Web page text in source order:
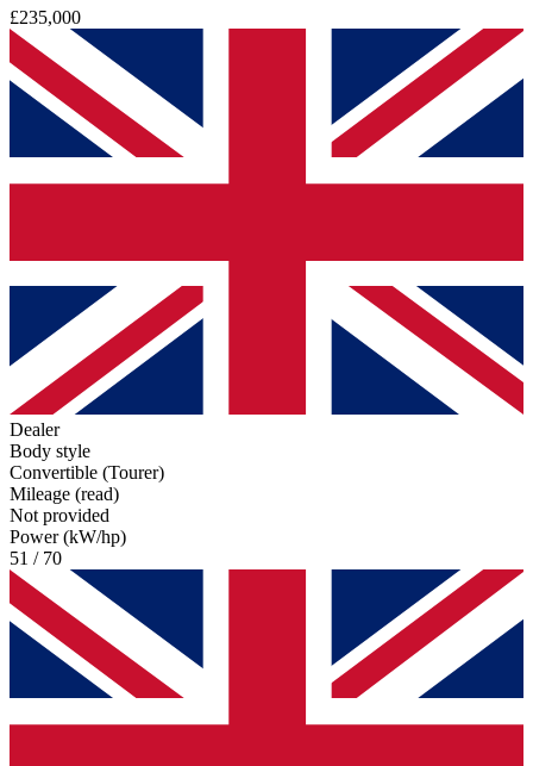
£235,000
Dealer
Body style
Convertible (Tourer)
Mileage (read)
Not provided
Power (kW/hp)
51 / 70